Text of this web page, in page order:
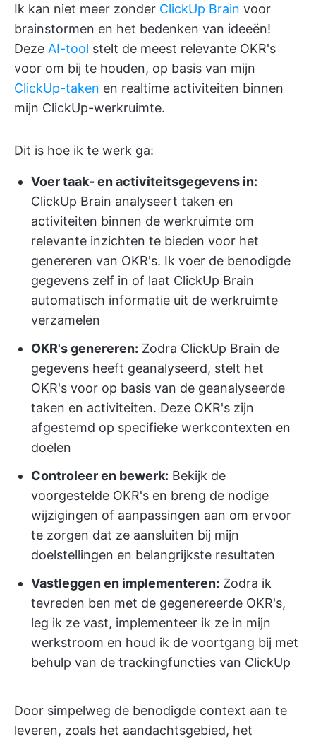
Ik kan niet meer zonder ClickUp Brain voor
brainstormen en het bedenken van ideeën!
Deze AI-tool stelt de meest relevante OKR's
voor om bij te houden, op basis van mijn
ClickUp-taken en realtime activiteiten binnen
mijn ClickUp-werkruimte.
Dit is hoe ik te werk ga:
Voer taak- en activiteitsgegevens in:
ClickUp Brain analyseert taken en
activiteiten binnen de werkruimte om
relevante inzichten te bieden voor het
genereren van OKR's. Ik voer de benodigde
gegevens zelf in of laat ClickUp Brain
automatisch informatie uit de werkruimte
verzamelen
OKR's genereren: Zodra ClickUp Brain de
gegevens heeft geanalyseerd, stelt het
OKR's voor op basis van de geanalyseerde
taken en activiteiten. Deze OKR's zijn
afgestemd op specifieke werkcontexten en
doelen
Controleer en bewerk: Bekijk de
voorgestelde OKR's en breng de nodige
wijzigingen of aanpassingen aan om ervoor
te zorgen dat ze aansluiten bij mijn
doelstellingen en belangrijkste resultaten
Vastleggen en implementeren: Zodra ik
tevreden ben met de gegenereerde OKR's,
leg ik ze vast, implementeer ik ze in mijn
werkstroom en houd ik de voortgang bij met
behulp van de trackingfuncties van ClickUp
Door simpelweg de benodigde context aan te
leveren, zoals het aandachtsgebied, het